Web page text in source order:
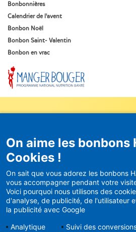
Bonbonnières
Calendrier de l'avent
Bonbon Noël
Bonbon Saint- Valentin
Bonbon en vrac
Newsletter
HARIBO
Recevez en avant-première nos
bons plans et actualités
On aime les bonbons
Cookies !
On sait que vous adorez les bonbons
vous accompagner pendant votre
Voici pourquoi nous utilisons des
d'analyse, de publicité, de l'utilisateur
la publicité avec Google
Analytique
Suivi des